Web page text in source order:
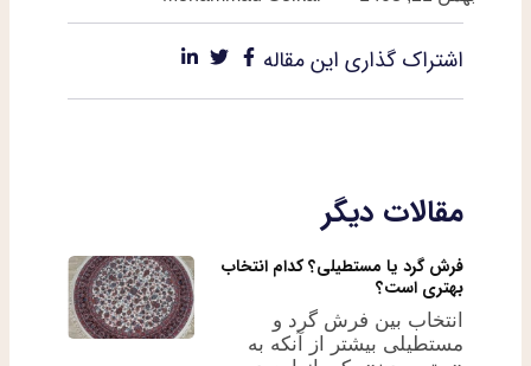
اشتراک گذاری این مقاله
مقالات دیگر
فرش گرد یا مستطیلی؟ کدام انتخاب
بهتری است؟
انتخاب بین فرش گرد و
مستطیلی بیشتر از آنکه به